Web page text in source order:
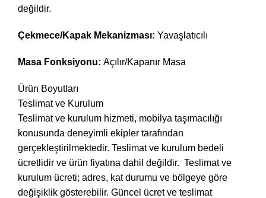
değildir.
Çekmece/Kapak Mekanizması: Yavaşlatıcılı
Masa Fonksiyonu: Açılır/Kapanır Masa
Ürün Boyutları
Teslimat ve Kurulum
Teslimat ve kurulum hizmeti, mobilya taşımacılığı
konusunda deneyimli ekipler tarafından
gerçekleştirilmektedir. Teslimat ve kurulum bedeli
ücretlidir ve ürün fiyatına dahil değildir. ‎ Teslimat ve
kurulum ücreti; adres, kat durumu ve bölgeye göre
değişiklik gösterebilir. Güncel ücret ve teslimat